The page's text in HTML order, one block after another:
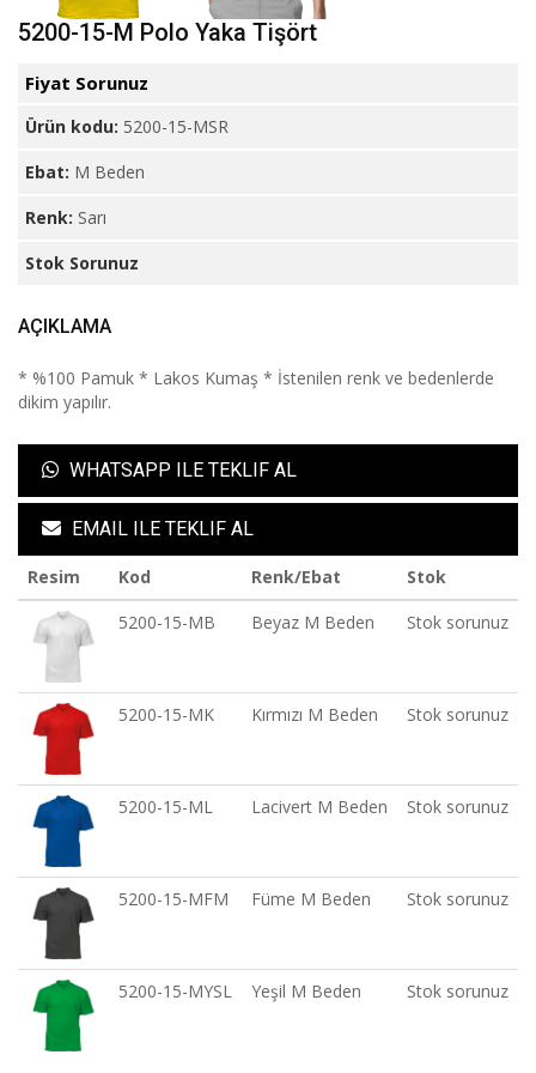
5200-15-M Polo Yaka Tişört
Fiyat Sorunuz
Ürün kodu: 5200-15-MSR
Ebat: M Beden
Renk: Sarı
Stok Sorunuz
AÇIKLAMA
* %100 Pamuk * Lakos Kumaş * İstenilen renk ve bedenlerde
dikim yapılır.
WHATSAPP ILE TEKLIF AL
EMAIL ILE TEKLIF AL
Resim Kod Renk/Ebat
Stok
5200-15-MB
Beyaz M Beden Stok sorunuz
5200-15-MK Kırmızı M Beden Stok sorunuz
5200-15-ML Lacivert M Beden Stok sorunuz
5200-15-MFM Füme M Beden Stok sorunuz
5200-15-MYSL Yeşil M Beden Stok sorunuz